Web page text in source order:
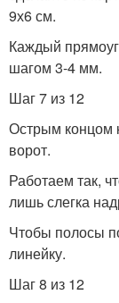
9х6 см.
Каждый
шагом 3-4 мм.
Шаг 7 из 12
Острым концом
ворот.
Работаем так,
лишь слегка
Чтобы полосы
линейку.
Шаг 8 из 12